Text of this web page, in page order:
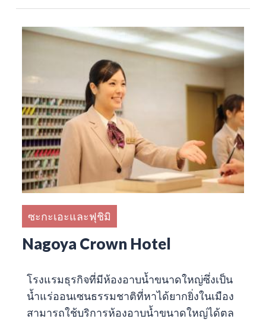
ซะกะเอะและฟุชิมิ
Nagoya Crown Hotel
โรงแรมธุรกิจที่มีห้องอาบน้ำขนาดใหญ่ซึ่งเป็น
น้ำแร่ออนเซนธรรมชาติที่หาได้ยากยิ่งในเมือง
สามารถใช้บริการห้องอาบน้ำขนาดใหญ่ได้ตล